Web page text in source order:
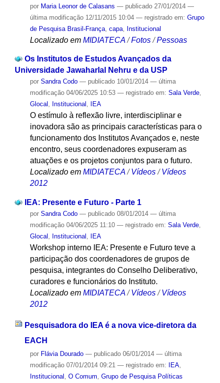
por Maria Leonor de Calasans — publicado27/01/2014 —
última modificação12/11/2015 10:04 — registrado em: Grupo
de Pesquisa Brasil-França, capa, Institucional
Localizado em MIDIATECA /Fotos /Pessoas
Os Institutos de Estudos Avançados da
Universidade Jawaharlal Nehru e da USP
por Sandra Codo — publicado10/01/2014 — última
modificação04/06/2025 10:53 — registrado em: Sala Verde,
Glocal , Institucional , IEA
O estímulo à reflexão livre, interdisciplinar e
inovadora são as principais características para o
funcionamento dos Institutos Avançados e, neste
encontro, seus coordenadores expuseram as
atuações e os projetos conjuntos para o futuro.
Localizado em MIDIATECA / Vídeos / Vídeos
2012
IEA: Presente e Futuro - Parte 1
por Sandra Codo — publicado08/01/2014 — última
modificação04/06/2025 11:10 — registrado em: Sala Verde,
Glocal , Institucional , IEA
Workshop interno IEA: Presente e Futuro teve a
participação dos coordenadores de grupos de
pesquisa, integrantes do Conselho Deliberativo,
curadores e funcionários do Instituto.
Localizado em MIDIATECA /Vídeos /Vídeos
2012
Pesquisadora do IEA é a nova vice-diretora da
EACH
por Flávia Dourado — publicado06/01/2014 — última
modificação07/01/2014 09:21 — registrado em: IEA,
Institucional
O Comum Grupo de Pesquisa Políticas